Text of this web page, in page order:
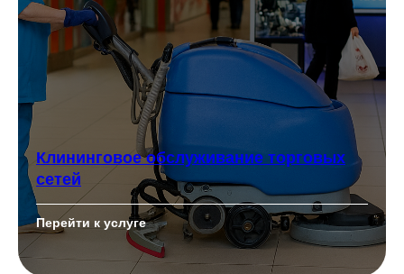
Клининговое обслуживание торговых
сетей
Перейти к услуге